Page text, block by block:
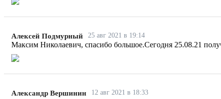
Алексей Подмурный 25 авг 2021 в 19:14
Максим Николаевич, спасибо большое.Сегодня 25.08.21
Александр Вершинин 12 авг 2021 в 18:33